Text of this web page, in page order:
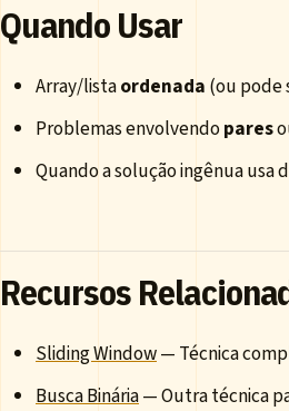
Quando Usar
Array/listaordenada (ou pode
Problemas envolvendopares
Quando a solução ingênua usa
Recursos
Sliding Window— Técnica
Busca Binária— Outra técnica